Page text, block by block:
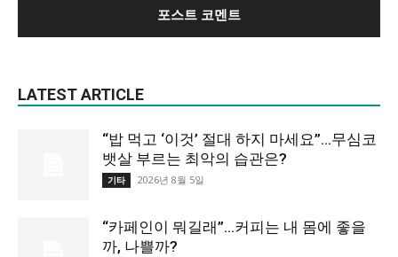
LATEST ARTICLE
“밥 먹고 ‘이것’ 절대 하지 마세요”…무심코
뱃살 부르는 최악의 습관은?
기타 2026년 8월 5일
“카페인이 뭐길래”…커피는 내 몸에 좋을
까, 나쁠까?